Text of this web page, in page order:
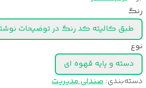
رنگ
طبق کالیته کد رنگ در توضیحات
نوع
دسته و پایه قهوه ای
دسته‌بندی: صندلی مدیریت